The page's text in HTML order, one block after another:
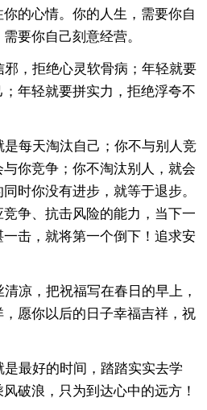
的心情。你的人生，需要你自
要你自己刻意经营。
邪，拒绝心灵软骨病；年轻就要
年轻就要拼实力，拒绝浮夸不
是每天淘汰自己；你不与别人竞
你竞争；你不淘汰别人，就会
时你没有进步，就等于退步。
争、抗击风险的能力，当下一
击，就将第一个倒下！追求安
凉，把祝福写在春日的早上，
愿你以后的日子幸福吉祥，祝
是最好的时间，踏踏实实去学
破浪，只为到达心中的远方！